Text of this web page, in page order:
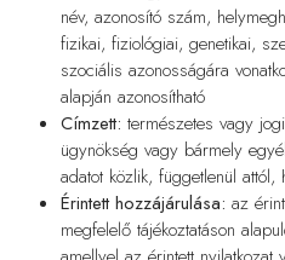
név, azonosító szám,
fizikai, fiziológiai, genetikai,
szociális azonosságára
alapján azonosítható
Címzett: természetes vagy
ügynökség vagy bármely
adatot közlik, függetlenül
Érintett hozzájárulása: az
megfelelő tájékoztatáson